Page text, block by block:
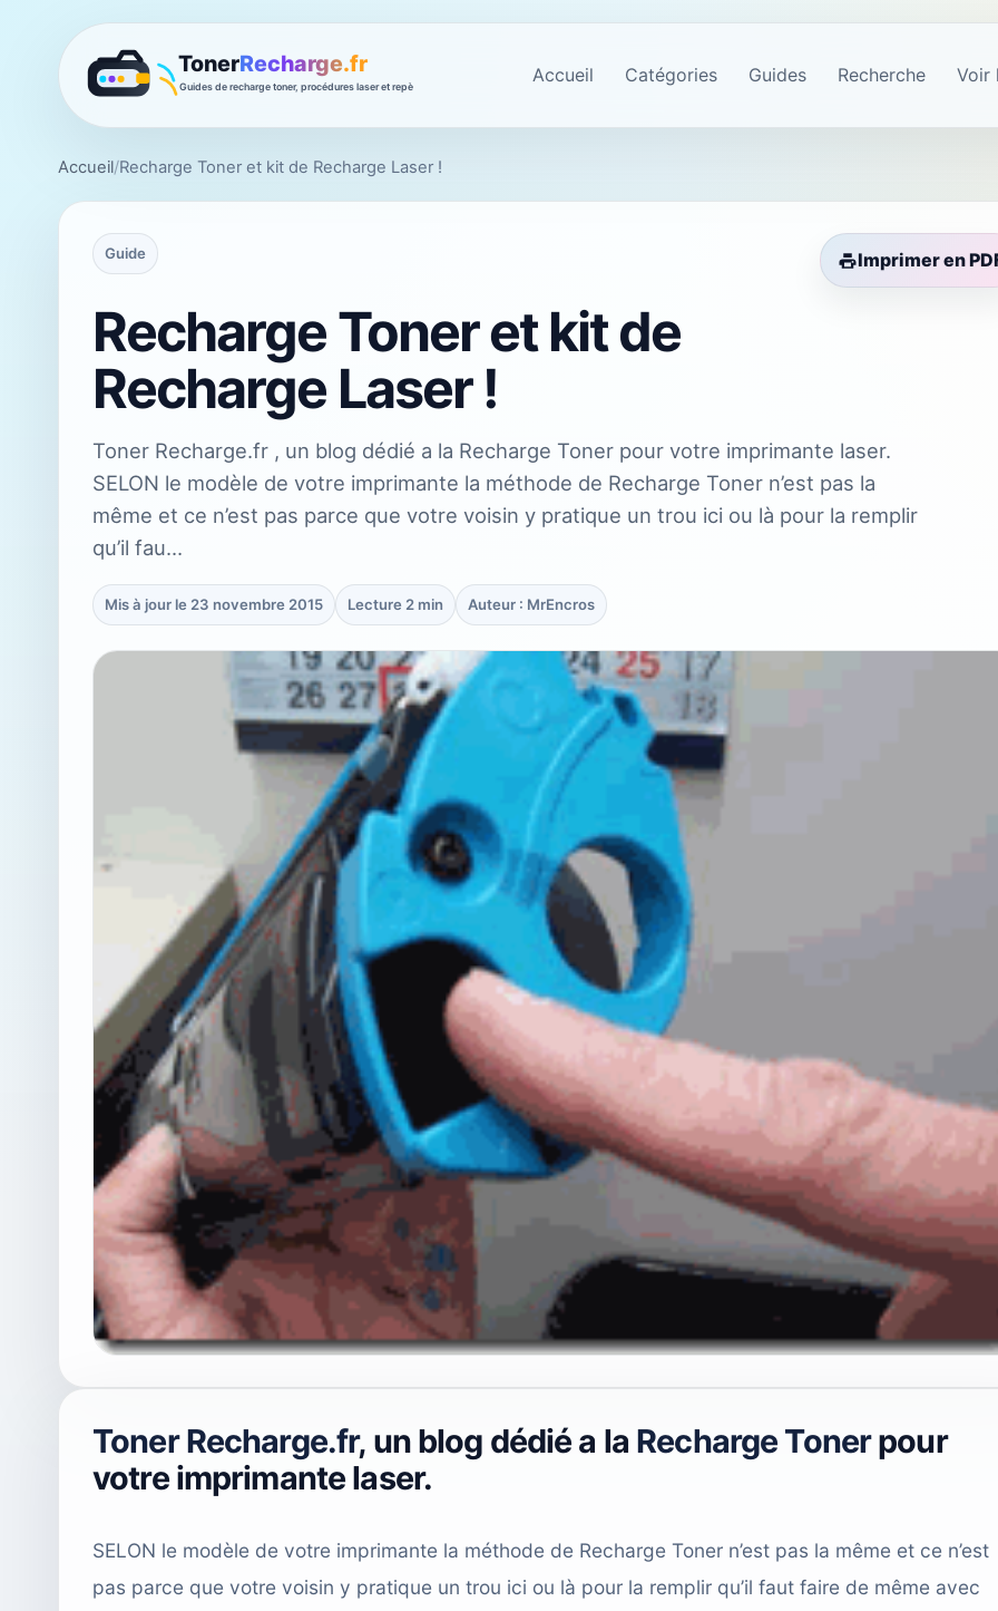
Accueil Catégories Guides Recherche Voir
Accueil/Recharge Toner et kit de Recharge Laser !
Guide Imprimer en
Recharge Toner et kit de
Recharge Laser !
Toner Recharge.fr , un blog dédié a la Recharge Toner pour votre imprimante laser.
SELON le modèle de votre imprimante la méthode de Recharge Toner n’est pas la
même et ce n’est pas parce que votre voisin y pratique un trou ici ou là pour la remplir
qu’il fau…
Mis à jour le 23 novembre 2015 Lecture 2 min Auteur : MrEncros
Toner Recharge.fr, un blog dédié a la Recharge Tonerpour
votre imprimante laser.
SELON le modèle de votre imprimante la méthode de Recharge Toner n’est pas la même et ce n’est
pas parce que votre voisin y pratique un trou ici ou là pour la remplir qu’il faut faire de même avec